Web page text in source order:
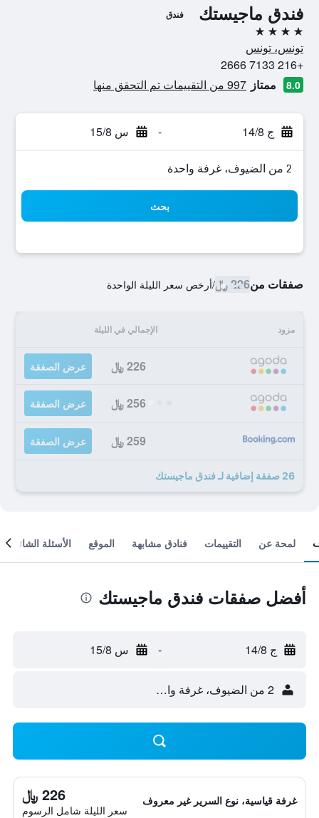
فندق ماجيستك فندق
4 نجوم
تونس، تونس
+216 7133 2666
8.0 ممتاز 997 من التقييمات تم التحقق منها
ج 14/8 - س 15/8
2 من الضيوف، غرفة واحدة
بحث
صفقات من226 ﷼ /أرخص سعر الليلة الواحدة
مزود الإجمالي في الليلة
226 ﷼ عرض الصفقة
256 ﷼ عرض الصفقة
259 ﷼ عرض الصفقة
26 صفقة إضافية لـ فندق ماجيستك
لمحة عن التقييمات فنادق مشابهة الموقع الأسئلة الشائعة
أفضل صفقات فندق ماجيستك
ج 14/8 - س 15/8
2 من الضيوف، غرفة واحدة
غرفة قياسية، نوع السرير غير معروف 226 ﷼
سعر الليلة شامل الرسوم